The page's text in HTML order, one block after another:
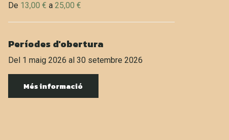
De 13,00 € a 25,00 €
Períodes d'obertura
Del 1 maig 2026 al 30 setembre 2026
Més informació